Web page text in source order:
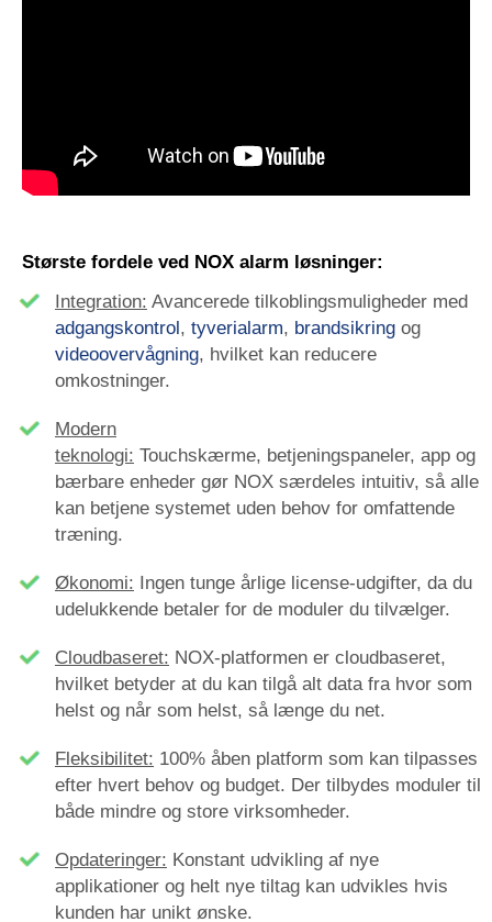
Største fordele ved NOX alarm løsninger:
Integration: Avancerede tilkoblingsmuligheder med
adgangskontrol , tyverialarm, brandsikring og
videoovervågning, hvilket kan reducere
omkostninger.
Modern
teknologi: Touchskærme, betjeningspaneler, app og
bærbare enheder gør NOX særdeles intuitiv, så alle
kan betjene systemet uden behov for omfattende
træning.
Økonomi: Ingen tunge årlige license-udgifter, da du
udelukkende betaler for de moduler du tilvælger.
Cloudbaseret: NOX-p latformen er cloudbaseret,
hvilket betyder at du kan tilgå alt data fra hvor som
helst og når som helst, så længe du net.
Fleksibilitet: 100% åben platform som kan tilpasses
efter hvert behov og budget. Der tilbydes moduler til
både mindre og store virksomheder.
Opdateringer: Konstant udvikling af nye
applikationer og helt nye tiltag kan udvikles hvis
kunden har unikt ønske.